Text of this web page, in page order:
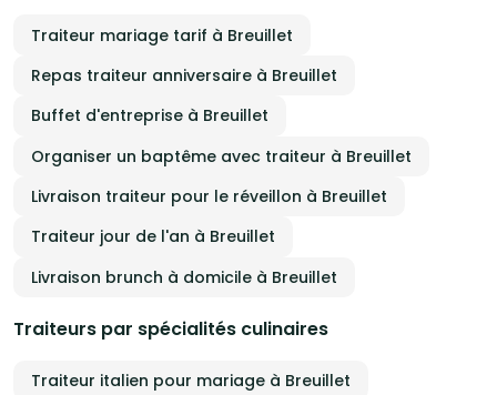
Traiteur mariage tarif à Breuillet
Repas traiteur anniversaire à Breuillet
Buffet d'entreprise à Breuillet
Organiser un baptême avec traiteur à Breuillet
Livraison traiteur pour le réveillon à Breuillet
Traiteur jour de l'an à Breuillet
Livraison brunch à domicile à Breuillet
Traiteurs par spécialités culinaires
Traiteur italien pour mariage à Breuillet